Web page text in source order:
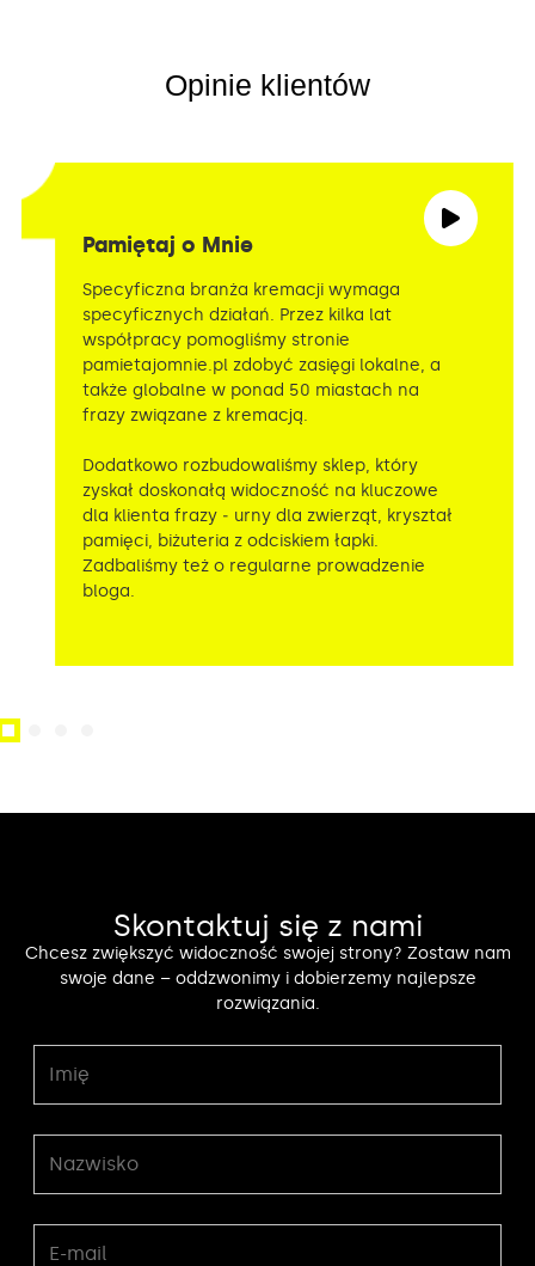
Opinie klientów
Pamiętaj o Mnie
Specyficzna branża kremacji wymaga
specyficznych działań. Przez kilka lat
współpracy pomogliśmy stronie
pamietajomnie.pl zdobyć zasięgi lokalne, a
także globalne w ponad 50 miastach na
frazy związane z kremacją.
Dodatkowo rozbudowaliśmy sklep, który
zyskał doskonałą widoczność na kluczowe
dla klienta frazy ‒ urny dla zwierząt, kryształ
pamięci, biżuteria z odciskiem łapki.
Zadbaliśmy też o regularne prowadzenie
bloga.
Skontaktuj się z nami
Chcesz zwiększyć widoczność swojej strony? Zostaw nam
swoje dane – oddzwonimy i dobierzemy najlepsze
rozwiązania.